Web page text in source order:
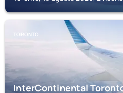
TORONTO
InterContinental